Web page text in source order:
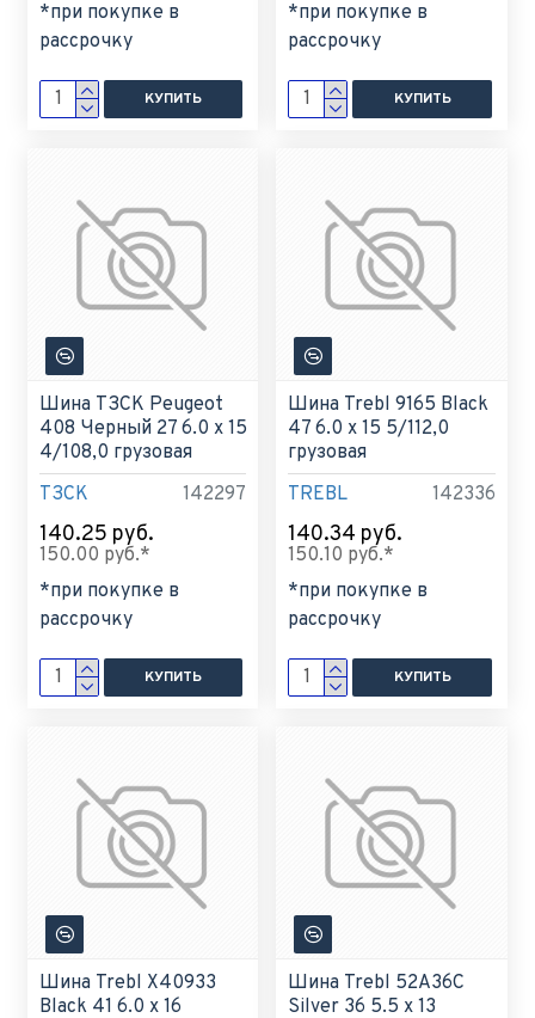
*при покупке в
рассрочку
КУПИТЬ
*при покупке в
рассрочку
КУПИТЬ
ТЗСК 142297
Шина ТЗСК Peugeot
408 Черный 27 6.0 x 15
4/108,0 грузовая
140.25 руб.
150.00 руб.*
*при покупке в
рассрочку
КУПИТЬ
TREBL 142336
Шина Trebl 9165 Black
47 6.0 x 15 5/112,0
грузовая
140.34 руб.
150.10 руб.*
*при покупке в
рассрочку
КУПИТЬ
Шина Trebl X40933
Black 41 6.0 x 16
Шина Trebl 52A36C
Silver 36 5.5 x 13